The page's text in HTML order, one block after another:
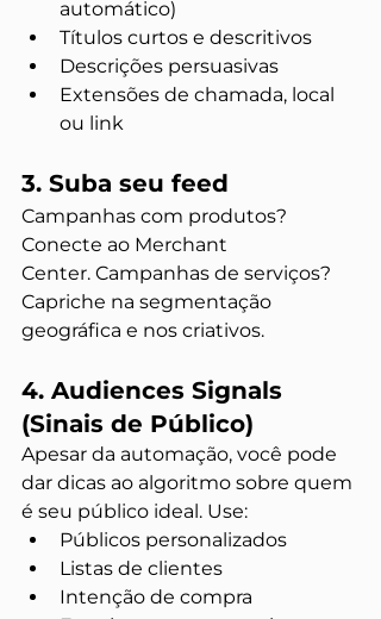
automático)
Títulos curtos e descritivos
Descrições persuasivas
Extensões de chamada, local
ou link
3. Suba seu feed
Campanhas com produtos?
Conecte ao Merchant
Center. Campanhas de serviços?
Capriche na segmentação
geográfica e nos criativos.
4. Audiences Signals
(Sinais de Público)
Apesar da automação, você pode
dar dicas ao algoritmo sobre quem
é seu público ideal. Use:
Públicos personalizados
Listas de clientes
Intenção de compra